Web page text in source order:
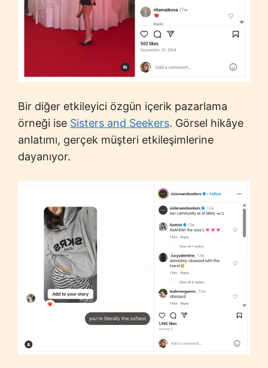
Bir diğer etkileyici özgün içerik pazarlama
örneği ise Sisters and Seekers. Görsel hikâye
anlatımı, gerçek müşteri etkileşimlerine
dayanıyor.